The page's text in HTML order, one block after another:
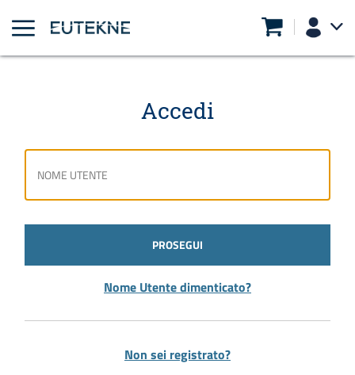
Accedi
PROSEGUI
Nome Utente dimenticato?
Non sei registrato?